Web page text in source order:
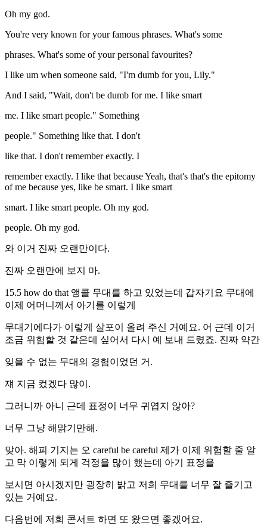
Oh my god.
You're very known for your famous phrases. What's some
phrases. What's some of your personal favourites?
I like um when someone said, "I'm dumb for you, Lily."
And I said, "Wait, don't be dumb for me. I like smart
me. I like smart people." Something
people." Something like that. I don't
like that. I don't remember exactly. I
remember exactly. I like that because Yeah, that's that's the epitomy
of me because yes, like be smart. I like smart
smart. I like smart people. Oh my god.
people. Oh my god.
와 이거 진짜 오랜만이다.
진짜 오랜만에 보지 마.
15.5 how do that 앵콜 무대를 하고 있었는데 갑자기요 무대에
이제 어머니께서 아기를 이렇게
무대기에다가 이렇게 살포이 올려 주신 거예요. 어 근데 이거
조금 위험할 것 같은데 싶어서 다시 예 보내 드렸죠. 진짜 약간
잊을 수 없는 무대의 경험이었던 거.
쟤 지금 컸겠다 많이.
그러니까 아니 근데 표정이 너무 귀엽지 않아?
너무 그냥 해맑기만해.
맞아. 해피 기지는 오 careful be careful 제가 이제 위험할 줄 알
고 막 이렇게 되게 걱정을 많이 했는데 아기 표정을
보시면 아시겠지만 굉장히 밝고 저희 무대를 너무 잘 즐기고
있는 거예요.
다음번에 저희 콘서트 하면 또 왔으면 좋겠어요.